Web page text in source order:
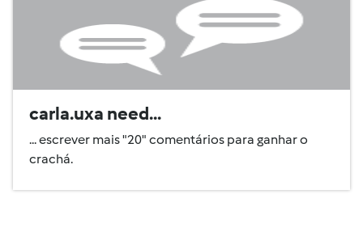
carla.uxa need...
... escrever mais "20" comentários para ganhar o
crachá.